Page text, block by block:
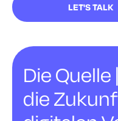
LET'S TALK
Die Quelle
die